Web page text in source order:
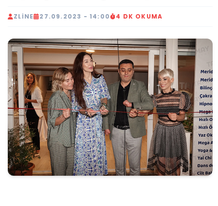
ZLINE 27.09.2023 - 14:00 4 DK OKUMA